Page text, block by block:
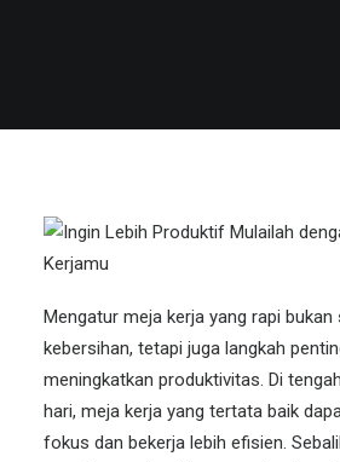
Mengatur meja kerja yang rapi
kebersihan, tetapi juga langkah
meningkatkan produktivitas. Di
hari, meja kerja yang tertata baik
fokus dan bekerja lebih efisien.